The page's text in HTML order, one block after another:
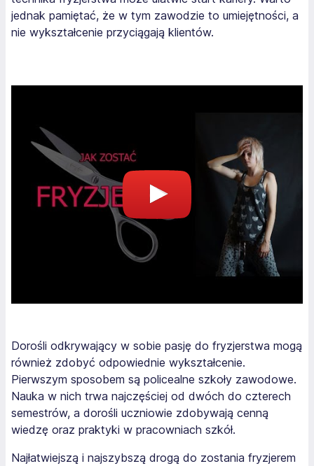
jednak pamiętać, że w tym zawodzie to umiejętności, a
nie wykształcenie przyciągają klientów.
Dorośli odkrywający w sobie pasję do fryzjerstwa mogą
również zdobyć odpowiednie wykształcenie.
Pierwszym sposobem są policealne szkoły zawodowe.
Nauka w nich trwa najczęściej od dwóch do czterech
semestrów, a dorośli uczniowie zdobywają cenną
wiedzę oraz praktyki w pracowniach szkół.
Najłatwiejszą i najszybszą drogą do zostania fryzjerem